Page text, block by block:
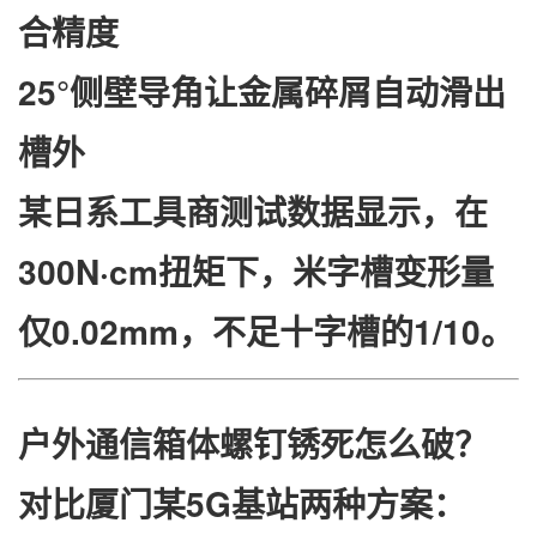
合精度
​25°侧壁导角​​让金属碎屑自动滑出
槽外
某日系工具商测试数据显示，在
300N·cm扭矩下，米字槽变形量
仅0.02mm，不足十字槽的1/10。
​户外通信箱体螺钉锈死怎么破？​
对比厦门某5G基站两种方案：